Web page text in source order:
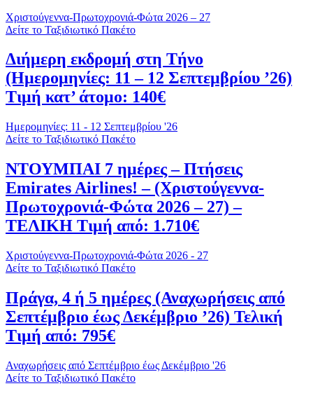
Χριστούγεννα-Πρωτοχρονιά-Φώτα 2026 – 27
Δείτε το Ταξιδιωτικό Πακέτο
Διήμερη εκδρομή στη Τήνο
(Ημερομηνίες: 11 – 12 Σεπτεμβρίου ’26)
Τιμή κατ’ άτομο: 140€
Ημερομηνίες: 11 - 12 Σεπτεμβρίου '26
Δείτε το Ταξιδιωτικό Πακέτο
ΝΤΟΥΜΠΑΙ 7 ημέρες – Πτήσεις
Emirates Airlines! – (Χριστούγεννα-
Πρωτοχρονιά-Φώτα 2026 – 27) –
ΤΕΛΙΚΗ Τιμή από: 1.710€
Χριστούγεννα-Πρωτοχρονιά-Φώτα 2026 - 27
Δείτε το Ταξιδιωτικό Πακέτο
Πράγα, 4 ή 5 ημέρες (Αναχωρήσεις από
Σεπτέμβριο έως Δεκέμβριο ’26) Τελική
Τιμή από: 795€
Αναχωρήσεις από Σεπτέμβριο έως Δεκέμβριο '26
Δείτε το Ταξιδιωτικό Πακέτο